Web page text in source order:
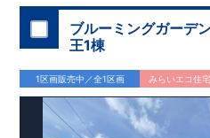
ブルーミングガーデ
王1棟
1区画販売中／全1区画 みらいエコ住